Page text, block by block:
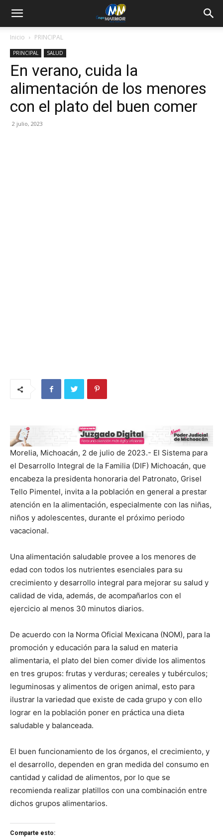
Inicio PRINCIPAL
PRINCIPAL SALUD
En verano, cuida la
alimentación de los menores
con el plato del buen comer
2 julio, 2023
Morelia, Michoacán, 2 de julio de 2023.- El Sistema para
el Desarrollo Integral de la Familia (DIF) Michoacán, que
encabeza la presidenta honoraria del Patronato, Grisel
Tello Pimentel, invita a la población en general a prestar
atención en la alimentación, especialmente con las niñas,
niños y adolescentes, durante el próximo periodo
vacacional.
Una alimentación saludable provee a los menores de
edad con todos los nutrientes esenciales para su
crecimiento y desarrollo integral para mejorar su salud y
calidad de vida, además, de acompañarlos con el
ejercicio al menos 30 minutos diarios.
De acuerdo con la Norma Oficial Mexicana (NOM), para la
promoción y educación para la salud en materia
alimentaria, el plato del bien comer divide los alimentos
en tres grupos: frutas y verduras; cereales y tubérculos;
leguminosas y alimentos de origen animal, esto para
ilustrar la variedad que existe de cada grupo y con ello
lograr en la población poner en práctica una dieta
saludable y balanceada.
El buen funcionamiento de los órganos, el crecimiento, y
el desarrollo, dependen en gran medida del consumo en
cantidad y calidad de alimentos, por lo que se
recomienda realizar platillos con una combinación entre
dichos grupos alimentarios.
Comparte esto: